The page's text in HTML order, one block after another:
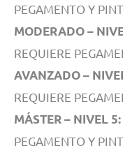
PEGAMENTO Y
MODERADO –
REQUIERE
AVANZADO –
REQUIERE
MÁSTER – NIVEL 5:
PEGAMENTO Y